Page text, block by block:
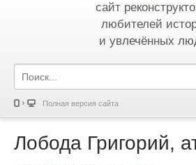
сайт
любителей
и увлечённых
Полная версия сайта
Лобода Григорий,